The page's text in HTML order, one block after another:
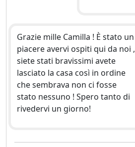
Grazie mille Camilla ! È stato un
piacere avervi ospiti qui da noi ,
siete stati bravissimi avete
lasciato la casa così in ordine
che sembrava non ci fosse
stato nessuno ! Spero tanto di
rivedervi un giorno!